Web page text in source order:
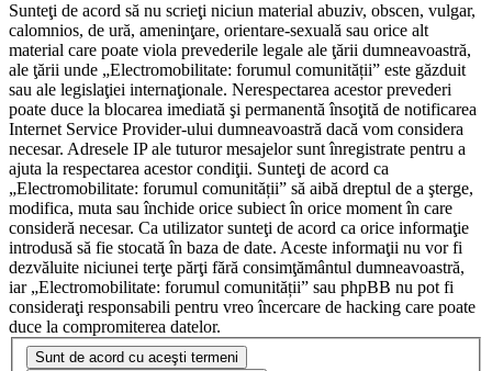
Sunteţi de acord să nu scrieţi niciun material abuziv, obscen, vulgar,
calomnios, de ură, ameninţare, orientare-sexuală sau orice alt
material care poate viola prevederile legale ale ţării dumneavoastră,
ale ţării unde „Electromobilitate: forumul comunității” este găzduit
sau ale legislaţiei internaţionale. Nerespectarea acestor prevederi
poate duce la blocarea imediată şi permanentă însoţită de notificarea
Internet Service Provider-ului dumneavoastră dacă vom considera
necesar. Adresele IP ale tuturor mesajelor sunt înregistrate pentru a
ajuta la respectarea acestor condiţii. Sunteţi de acord ca
„Electromobilitate: forumul comunității” să aibă dreptul de a şterge,
modifica, muta sau închide orice subiect în orice moment în care
consideră necesar. Ca utilizator sunteţi de acord ca orice informaţie
introdusă să fie stocată în baza de date. Aceste informaţii nu vor fi
dezvăluite niciunei terţe părţi fără consimţământul dumneavoastră,
iar „Electromobilitate: forumul comunității” sau phpBB nu pot fi
consideraţi responsabili pentru vreo încercare de hacking care poate
duce la compromiterea datelor.